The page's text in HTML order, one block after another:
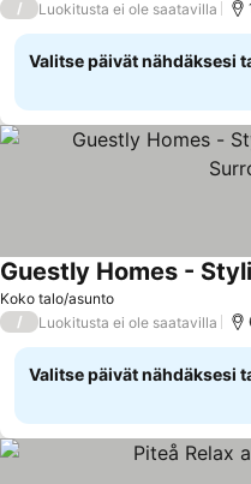
/ Luokitusta ei ole saatavilla
Valitse päivät nähdäksesi
Koko talo/asunto
Katso hinnat
/ Luokitusta ei ole saatavilla
Valitse päivät nähdäksesi